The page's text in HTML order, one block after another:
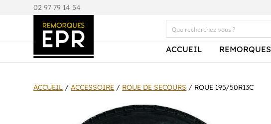
02 97 79 14 54
ACCUEIL REMORQUES
ACCUEIL /ACCESSOIRE / ROUE DE SECOURS / ROUE 195/50R13C